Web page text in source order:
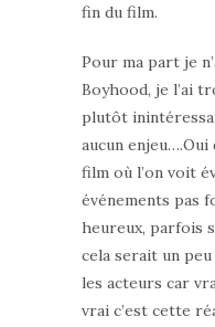
fin du film.
Pour ma part je
Boyhood, je l’ai
plutôt
aucun
film où l’on voit
événements pas
heureux, parfois
cela serait un
les acteurs car
vrai c’est cette